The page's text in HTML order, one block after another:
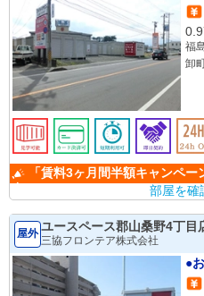
福
卸
中！ （キャンペー
部屋を確
屋外 ユースペース郡山桑野4丁目
三協フロンテア株式会社
●